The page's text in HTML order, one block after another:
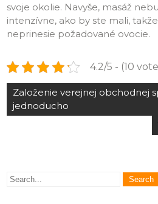
svoje okolie. Navyše, masáž
intenzívne, ako by ste mali,
neprinesie požadované ovocie.
4.2/5 - (10
Navigace
pro
Založenie verejnej obchodnej
jednoducho